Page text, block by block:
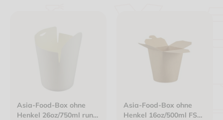
Asia-Food-Box ohne
Henkel 26oz/750ml rund
Asia-Food-Box ohne
Henkel 16oz/500ml FSC